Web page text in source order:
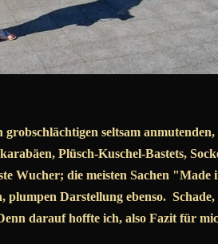
seltsam
Plüsch-Kuschel-Bastets,
Wucher; die meisten Sachen
Darstellung ebenso. Schade,
darauf hoffte ich, also Fazit für